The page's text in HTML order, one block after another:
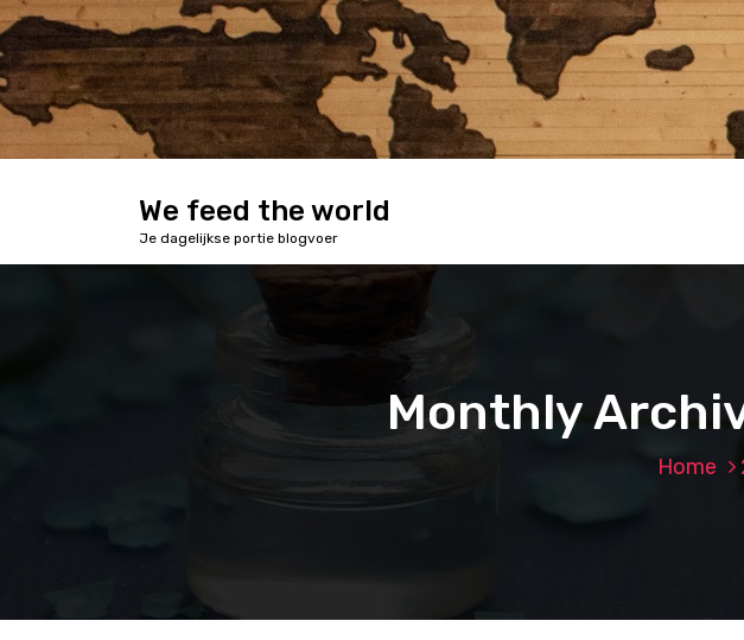
S
k
i
p
t
o
We feed the world
Je dagelijkse portie blogvoer
Monthly
Home